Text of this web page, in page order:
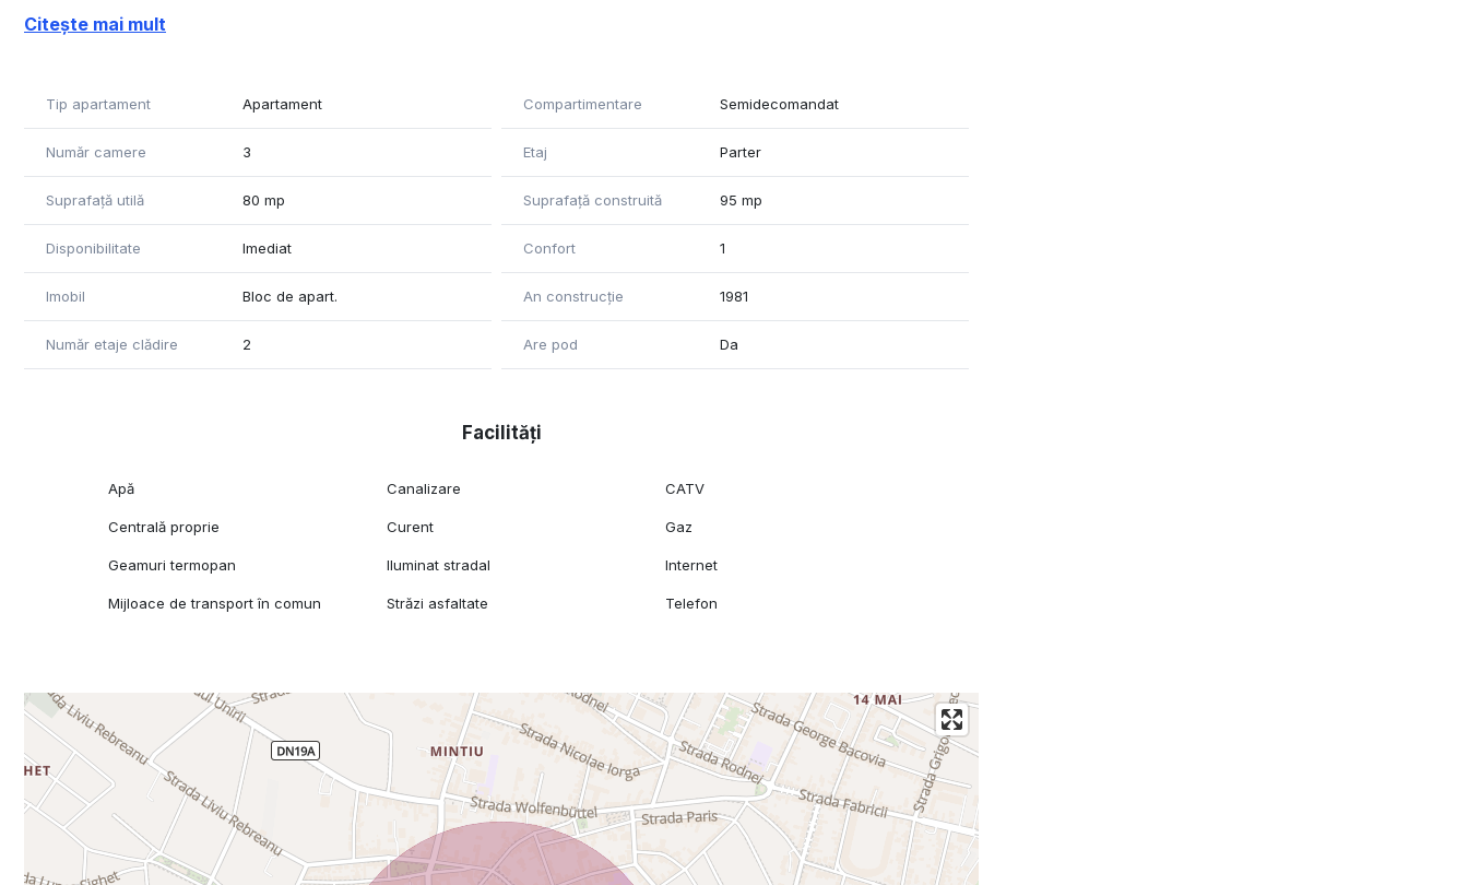
,baie faianta- gresie, izolat exterior ,beci , loc de garaj in curte.
Pentru mai multe informatii si pentru vizionare sunati la numerele de telefon 0756471661 Reka sau 0757679700
Nicu
Citește mai mult
Tip apartament Apartament Compartimentare Semidecomandat
Număr camere 3 Etaj Parter
Suprafață utilă 80 mp Suprafață construită 95 mp
Disponibilitate Imediat Confort 1
Imobil Bloc de apart. An construcție 1981
Număr etaje clădire 2 Are pod Da
Facilități
Apă Canalizare CATV
Centrală proprie Curent Gaz
Geamuri termopan Iluminat stradal Internet
Mijloace de transport în comun Străzi asfaltate Telefon